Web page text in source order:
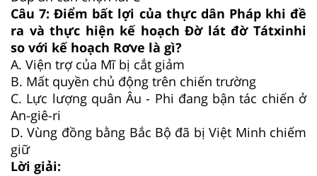
Câu 7: Điểm bất lợi của thực dân Pháp khi đề
ra và thực hiện kế hoạch Đờ lát đờ Tátxinhi
so với kế hoạch Rơve là gì?
A. Viện trợ của Mĩ bị cắt giảm
B. Mất quyền chủ động trên chiến trường
C. Lực lượng quân Âu - Phi đang bận tác chiến ở
An-giê-ri
D.Vùng đồng bằng Bắc Bộ đã bị Việt Minh chiếm
giữ
Lời giải: